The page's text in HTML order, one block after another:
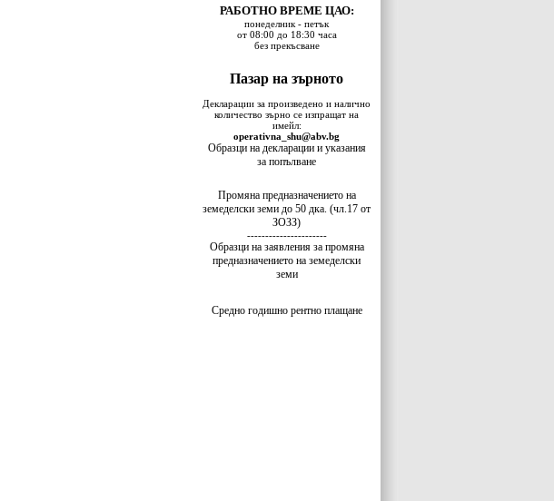
РАБОТНО ВРЕМЕ ЦАО:
понеделник - петък
от 08:00 до 18:30 часа
без прекъсване
Пазар на зърното
Декларации за произведено и налично
количество зърно се изпращат на
имейл:
operativna_shu@abv.bg
Образци на декларации и указания
за попълване
Промяна предназначението на
земеделски земи до 50 дка. (чл.17 от
ЗОЗЗ)
----------------------
Образци на заявления за промяна
предназначението на земеделски
земи
Средно годишно рентно плащане